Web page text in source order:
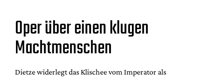
Oper über einen klugen
Machtmenschen
Dietze widerlegt das Klischee vom Imperator als